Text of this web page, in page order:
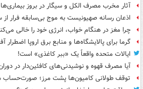
آثار مخرب مصرف الکل و سیگار در بروز بیماری‌ها
اذعان رسانه صهیونیست به موج بی‌سابقه فرار
چرا مغز در هنگام خواب، انرژی خود را خالی
گرما برای پالایشگاه‌ها و منابع برق اروپا اضطرار
ایالات متحده واقعاً یک «ببر کاغذی» است!
آیا مصرف قهوه و نوشیدنی‌های کافئین‌دار در
توقف طولانی کامیون‌ها پشت مرز؛ صورت‌حساب